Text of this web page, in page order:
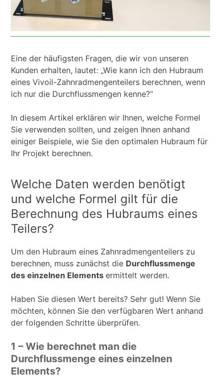
Eine der häufigsten Fragen, die wir von unseren
Kunden erhalten, lautet: „Wie kann ich den Hubraum
eines Vivoil-Zahnradmengenteilers berechnen, wenn
ich nur die Durchflussmengen kenne?“
In diesem Artikel erklären wir Ihnen, welche Formel
Sie verwenden sollten, und zeigen Ihnen anhand
einiger Beispiele, wie Sie den optimalen Hubraum für
Ihr Projekt berechnen.
Welche Daten werden benötigt
und welche Formel gilt für die
Berechnung des Hubraums eines
Teilers?
Um den Hubraum eines Zahnradmengenteilers zu
berechnen, muss zunächst die Durchflussmenge
des einzelnen Elementsermittelt werden.
Haben Sie diesen Wert bereits? Sehr gut! Wenn Sie
möchten, können Sie den verfügbaren Wert anhand
der folgenden Schritte überprüfen.
1 – Wie berechnet man die
Durchflussmenge eines einzelnen
Elements?